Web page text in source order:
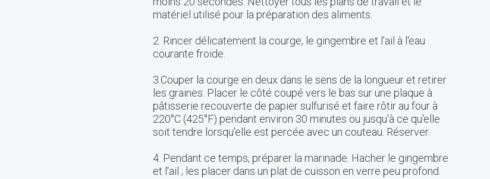
matériel utilisé pour la préparation des aliments.
2. Rincer délicatement la courge, le gingembre et l'ail à l'eau
courante froide.
3.Couper la courge en deux dans le sens de la longueur et retirer
les graines. Placer le côté coupé vers le bas sur une plaque à
pâtisserie recouverte de papier sulfurisé et faire rôtir au four à
220°C (425°F) pendant environ 30 minutes ou jusqu'à ce qu'elle
soit tendre lorsqu'elle est percée avec un couteau. Réserver.
4. Pendant ce temps, préparer la marinade. Hacher le gingembre
et l'ail ; les placer dans un plat de cuisson en verre peu profond.